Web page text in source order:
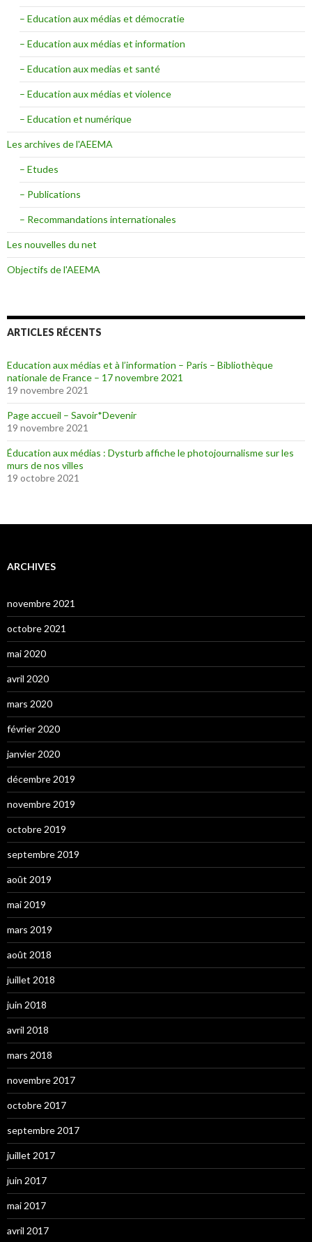
– Education aux médias et démocratie
– Education aux médias et information
– Education aux medias et santé
– Education aux médias et violence
– Education et numérique
Les archives de l'AEEMA
– Etudes
– Publications
– Recommandations internationales
Les nouvelles du net
Objectifs de l'AEEMA
ARTICLES RÉCENTS
Education aux médias et à l’information – Paris – Bibliothèque
nationale de France – 17 novembre 2021
19 novembre 2021
Page accueil – Savoir*Devenir
19 novembre 2021
Éducation aux médias : Dysturb affiche le photojournalisme sur les
murs de nos villes
19 octobre 2021
ARCHIVES
novembre 2021
octobre 2021
mai 2020
avril 2020
mars 2020
février 2020
janvier 2020
décembre 2019
novembre 2019
octobre 2019
septembre 2019
août 2019
mai 2019
mars 2019
août 2018
juillet 2018
juin 2018
avril 2018
mars 2018
novembre 2017
octobre 2017
septembre 2017
juillet 2017
juin 2017
mai 2017
avril 2017